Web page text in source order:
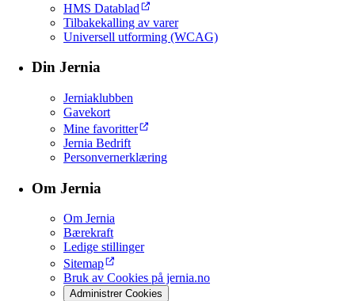
HMS Datablad
Tilbakekalling av varer
Universell utforming (WCAG)
Din Jernia
Jerniaklubben
Gavekort
Mine favoritter
Jernia Bedrift
Personvernerklæring
Om Jernia
Om Jernia
Bærekraft
Ledige stillinger
Sitemap
Bruk av Cookies på jernia.no
Administrer Cookies